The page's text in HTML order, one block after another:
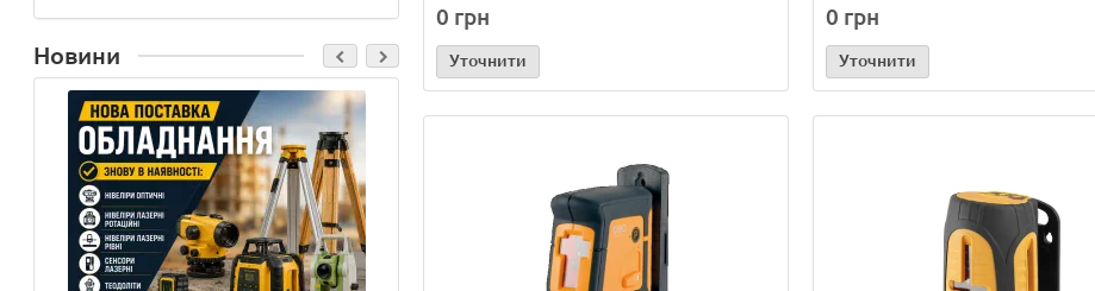
Новини
0 грн
Уточнити
0 грн
Уточнити